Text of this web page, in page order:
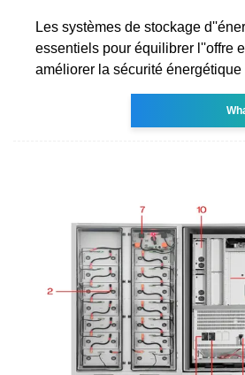
Les systèmes de stockage
essentiels pour équilibrer l''offre
améliorer la sécurité énergétique